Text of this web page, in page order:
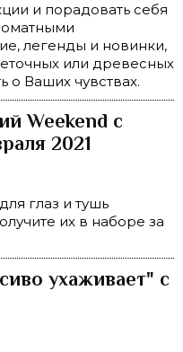
и порадовать себя
легенды и новинки,
или древесных
о Ваших чувствах.
Weekend с
2021
глаз и тушь
их в наборе за
ухаживает" с